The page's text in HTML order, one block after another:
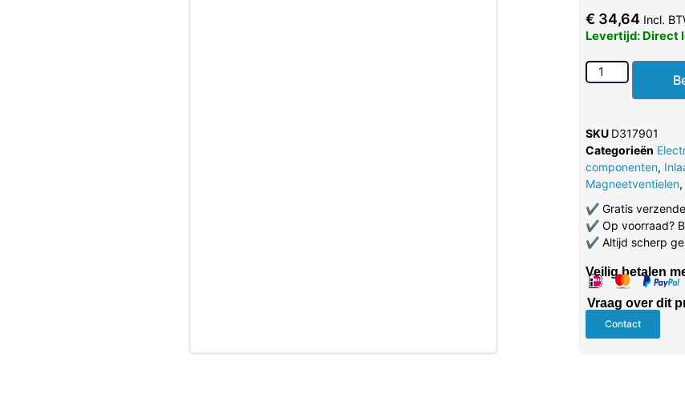
€ 34,64 Incl.
Levertijd: Direct
SKU D317901
Categorieën
componenten,
Magneetventielen,
✔Gratis
✔Op voorraad?
✔Altijd scherp
Veilig betalen
Vraag over dit
Contact